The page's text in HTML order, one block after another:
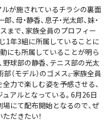
が施されているチラシの裏面
、母・静香、息子・光太郎、妹・
まで、家族全員のプロフィー
1年3組に所属していることに
にも所属していることが明ら
野球部の静香、テニス部の光太
（モデル）のゴメス――。家族全員
力で楽しむ姿を予感させる、
アルとなっている。6月26日
場にて配布開始となるので、ぜ
だきたい！